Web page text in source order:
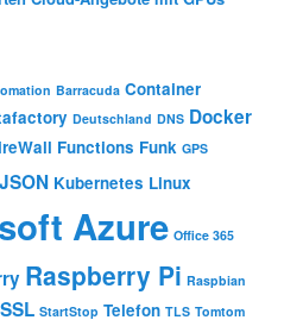
Barracuda Container
Deutschland DNS Docker
Functions Funk GPS
JSON Kubernetes Linux
Azure Office 365
Raspberry Pi Raspbian
SSL StartStop Telefon TLS Tomtom